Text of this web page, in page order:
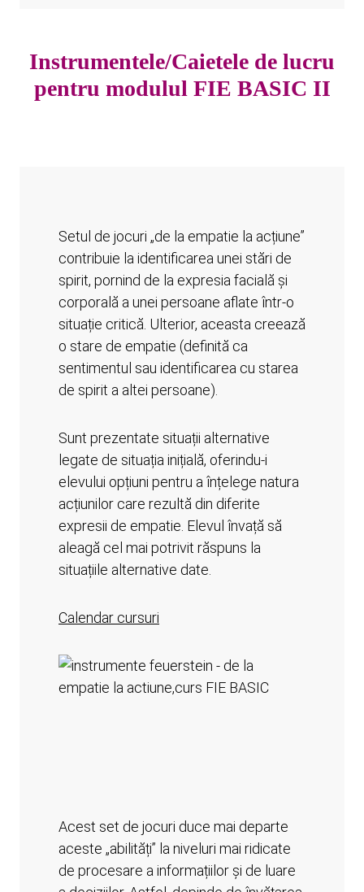
Instrumentele/Caietele de lucru
pentru modulul FIE BASIC II
Setul de jocuri „de la empatie la acțiune”
contribuie la identificarea unei stări de
spirit, pornind de la expresia facială și
corporală a unei persoane aflate într-o
situație critică. Ulterior, aceasta creează
o stare de empatie (definită ca
sentimentul sau identificarea cu starea
de spirit a altei persoane).
Sunt prezentate situații alternative
legate de situația inițială, oferindu-i
elevului opțiuni pentru a înțelege natura
acțiunilor care rezultă din diferite
expresii de empatie. Elevul învață să
aleagă cel mai potrivit răspuns la
situațiile alternative date.
Calendar cursuri
Acest set de jocuri duce mai departe
aceste „abilități” la niveluri mai ridicate
de procesare a informațiilor și de luare